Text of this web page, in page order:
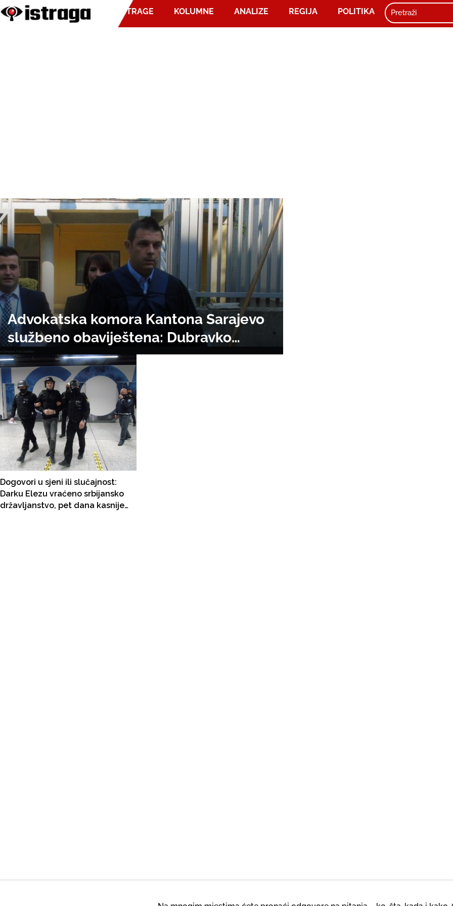
ISTRAGE KOLUMNE ANALIZE REGIJA POLITIKA
Advokatska komora Kantona Sarajevo
službeno obaviještena: Dubravko
Čampara nije dostojan da bude
advokat. Deceniju skrivao iskaz Darka
Ostojića koji je priznao da je pokušao
ubiti advokata Senada Krehu!
Dogovori u sjeni ili slučajnost:
Darku Elezu vraćeno srbijansko
državljanstvo, pet dana kasnije